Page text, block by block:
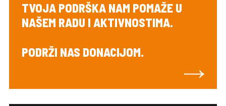
TVOJA PODRŠKA NAM POMAŽE U
NAŠEM RADU I AKTIVNOSTIMA.
PODRŽI NAS DONACIJOM.